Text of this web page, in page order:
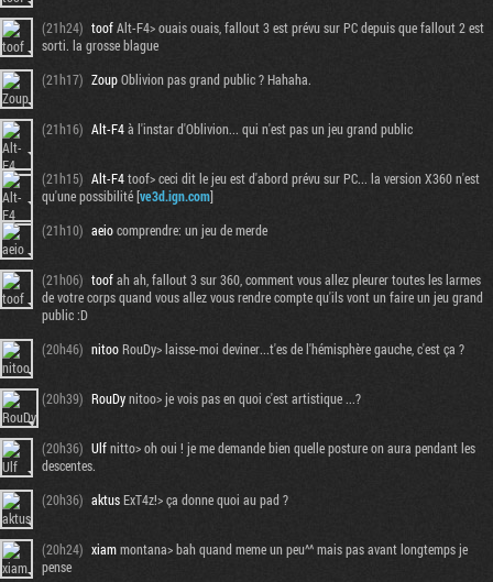
(21h24) toofAlt-F4> ouais ouais, fallout 3 est prévu sur PC depuis que fallout 2 est
sorti. la grosse blague
(21h17) ZoupOblivion pas grand public ? Hahaha.
(21h16) Alt-F4à l'instar d'Oblivion... qui n'est pas un jeu grand public
(21h15) Alt-F4toof> ceci dit le jeu est d'abord prévu sur PC... la version X360 n'est
qu'une possibilité [ve3d.ign.com]
(21h10) aeiocomprendre: un jeu de merde
(21h06) toofah ah, fallout 3 sur 360, comment vous allez pleurer toutes les larmes
de votre corps quand vous allez vous rendre compte qu'ils vont un faire un jeu grand
public :D
(20h46) nitooRouDy> laisse-moi deviner...t'es de l'hémisphère gauche, c'est ça ?
(20h39) RouDynitoo> je vois pas en quoi c'est artistique ...?
(20h36) Ulfnitto> oh oui ! je me demande bien quelle posture on aura pendant les
descentes.
(20h36) aktusExT4z!> ça donne quoi au pad ?
(20h24) xiammontana> bah quand meme un peu^^ mais pas avant longtemps je
pense